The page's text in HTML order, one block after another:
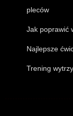
pleców
Jak poprawić
Najlepsze
Trening